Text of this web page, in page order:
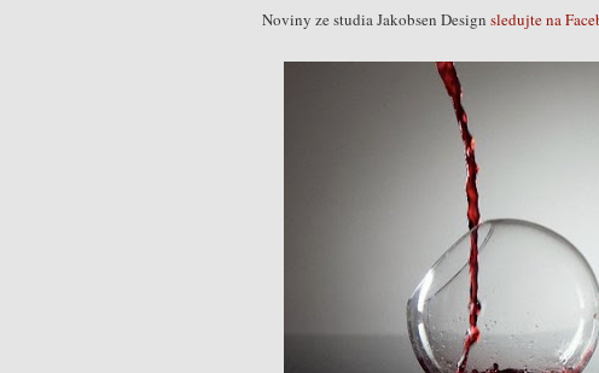
Noviny ze studia Jakobsen Design sledujte na